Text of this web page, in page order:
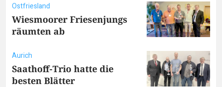
Ostfriesland
Wiesmoorer Friesenjungs
räumten ab
Aurich
Saathoff-Trio hatte die
besten Blätter